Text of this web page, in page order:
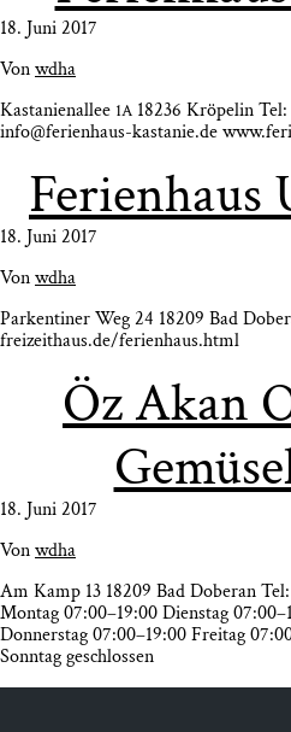
18. Juni 2017
Vonwdha
Kas­ta­ni­en­al­lee 1A 18236 Krö­pe­lin
info@ferienhaus-kastanie.de
Feri­en­haus
18. Juni 2017
Vonwdha
Par­ken­ti­ner Weg 24 18209 Bad
freizeithaus.de/ferienhaus.html
Öz Akan
18. Juni 2017
Vonwdha
Am Kamp 13 18209 Bad Doberan
Mon­tag 07:00–19:00 Diens­tag
Don­ners­tag 07:00–19:00 Frei­tag
Sonn­tag geschlossen